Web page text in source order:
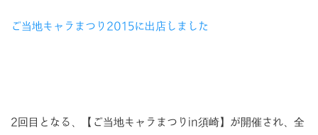
ご当地キャラまつり2015に出店しました
2回目となる、【ご当地キャラまつりin須崎】が開催され、全